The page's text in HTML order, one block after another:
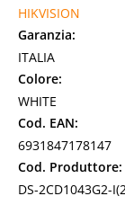
HIKVISION
Garanzia:
ITALIA
Colore:
WHITE
Cod. EAN:
6931847178147
Cod. Produttore:
DS-2CD1043G2-